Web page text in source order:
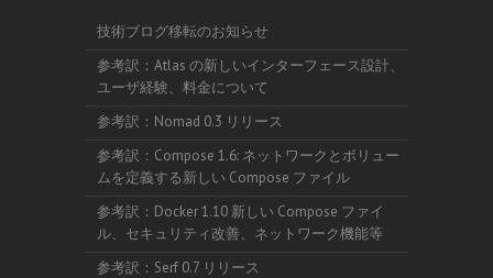
技術ブログ移転のお知らせ
参考訳：Atlas の新しいインターフェース設計、
ユーザ経験、料金について
参考訳：Nomad 0.3 リリース
参考訳：Compose 1.6: ネットワークとボリュー
ムを定義する新しい Compose ファイル
参考訳：Docker 1.10 新しい Compose ファイ
ル、セキュリティ改善、ネットワーク機能等
参考訳：Serf 0.7 リリース